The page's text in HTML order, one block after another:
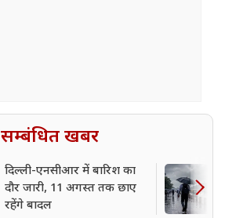
सम्बंधित खबर
दिल्ली-एनसीआर में बारिश का
दौर जारी, 11 अगस्त तक छाए
रहेंगे बादल